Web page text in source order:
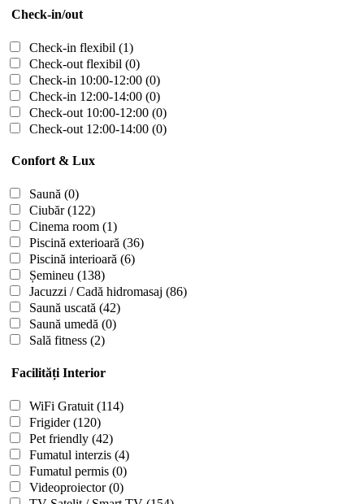
Check-in/out
Check-in flexibil (1)
Check-out flexibil (0)
Check-in 10:00-12:00 (0)
Check-in 12:00-14:00 (0)
Check-out 10:00-12:00 (0)
Check-out 12:00-14:00 (0)
Confort & Lux
Saună (0)
Ciubăr(122)
Cinema room (1)
Piscină exterioară (36)
Piscină interioară (6)
Șemineu (138)
Jacuzzi / Cadă hidromasaj (86)
Saună uscată (42)
Saună umedă (0)
Sală fitness (2)
Facilități Interior
WiFi Gratuit (114)
Frigider(120)
Pet friendly (42)
Fumatul interzis (4)
Fumatul permis (0)
Videoproiector(0)